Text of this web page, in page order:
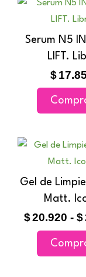
Serum N5
LIFT.
$
Gel de
Matt.
$20.920 - $